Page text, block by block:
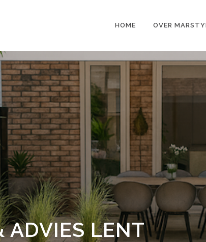
HOME OVER
ADVIES LENT